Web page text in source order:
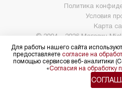
© 2004 – 2026 Магазин
Политика
Условия
Карта
Для работы нашего сайта
предоставляете согласие на
помощью сервисов веб-аналитики
«Согласия на обработку